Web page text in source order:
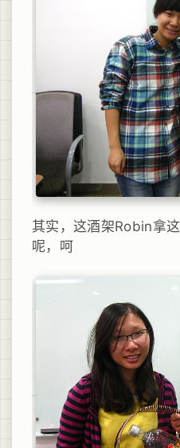
其实，这酒架Robin拿
呢，呵